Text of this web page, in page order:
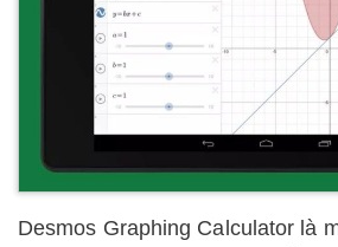
Desmos Graphing Calculator là